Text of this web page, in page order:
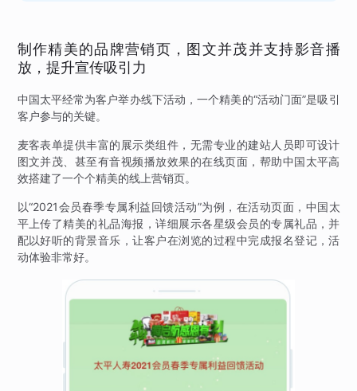
制作精美的品牌营销页，图文并茂并支持影音播
放，提升宣传吸引力
中国太平经常为客户举办线下活动，一个精美的“活动门面”是吸引
客户参与的关键。
麦客表单提供丰富的展示类组件，无需专业的建站人员即可设计
图文并茂、甚至有音视频播放效果的在线页面，帮助中国太平高
效搭建了一个个精美的线上营销页。
以“2021会员春季专属利益回馈活动”为例，在活动页面，中国太
平上传了精美的礼品海报，详细展示各星级会员的专属礼品，并
配以好听的背景音乐，让客户在浏览的过程中完成报名登记，活
动体验非常好。